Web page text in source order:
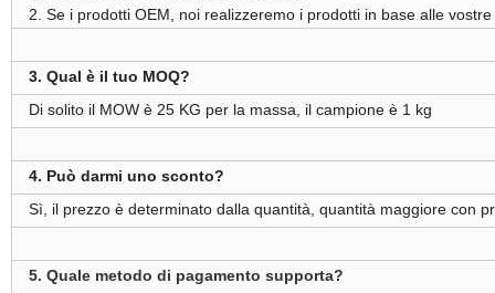
2. Se i prodotti OEM, noi realizzeremo i prodotti in base alle
3. Qual è il tuo MOQ?
Di solito il MOW è 25 KG per la massa, il campione è 1 kg
4. Può darmi uno sconto?
Sì, il prezzo è determinato dalla quantità, quantità maggiore con
5. Quale metodo di pagamento supporta?